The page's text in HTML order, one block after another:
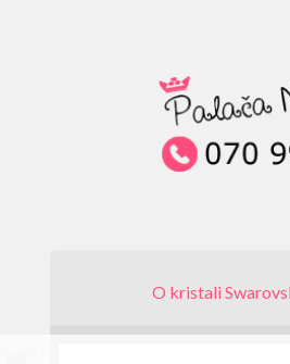
Skip
to
navigation
Skip
to
content
O kristali